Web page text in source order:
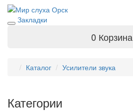
Закладки
0 Корзина
Каталог Усилители звука
Категории